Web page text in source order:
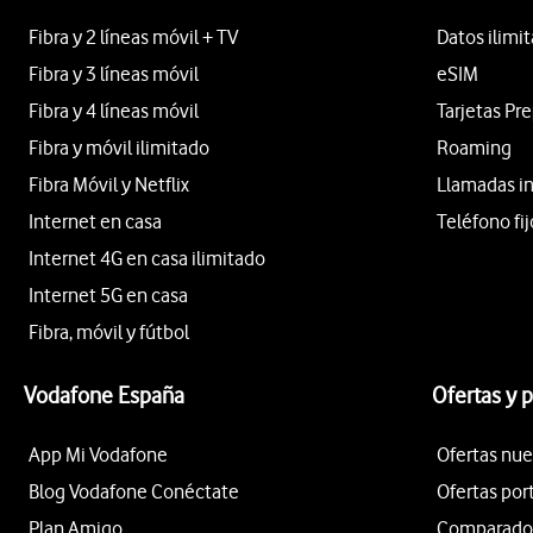
Fibra y 2 líneas móvil + TV
Fibra y 3 líneas móvil
Fibra y 4 líneas móvil
Fibra y móvil ilimitado
Fibra Móvil y Netflix
Internet en casa
Internet 4G en casa ilimitado
Internet 5G en casa
Fibra, móvil y fútbol
Datos
eSIM
Tarjetas
Roaming
Llamadas
Teléfono
Vodafone España
App Mi Vodafone
Blog Vodafone Conéctate
Plan Amigo
Ofertas y
Ofertas
Ofertas